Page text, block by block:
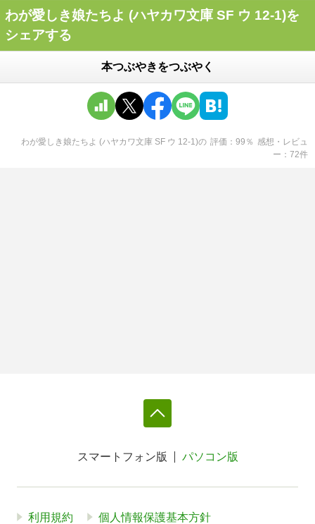
わが愛しき娘たちよ (ハヤカワ文庫 SF ウ 12-1)を
シェアする
本つぶやきをつぶやく
わが愛しき娘たちよ (ハヤカワ文庫 SF ウ 12-1)の 評価 99 ％ 感想・レビュ
ー
72件
スマートフォン版 パソコン版
利用規約 個人情報保護基本方針